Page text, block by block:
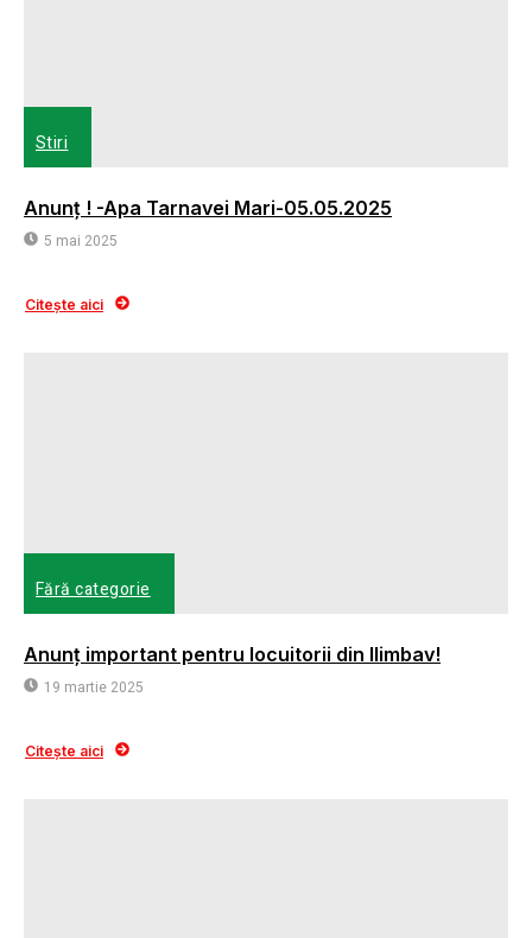
Stiri
Anunț ! -Apa Tarnavei Mari-05.05.2025
5 mai 2025
Citește aici
Fără categorie
Anunț important pentru locuitorii din Ilimbav!
19 martie 2025
Citește aici